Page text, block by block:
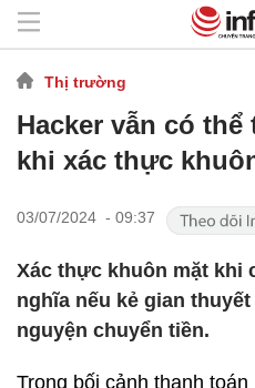
Thị trường
Hacker vẫn có
khi xác thực
03/07/2024 - 09:37
Xác thực khuôn mặt khi
nghĩa nếu kẻ gian
nguyện chuyển tiền.
Trong bối cảnh thanh